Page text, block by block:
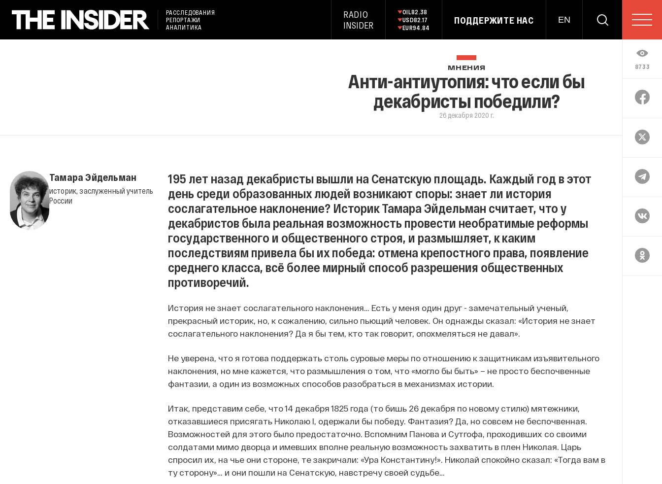
РАССЛЕДОВАНИЯ
РЕПОРТАЖИ
АНАЛИТИКА
RADIO
INSIDER
OIL82.38
USD82.17
EUR94.84
ПОДДЕРЖИТЕ НАС EN
8733
МНЕНИЯ
Анти-антиутопия: что если бы
декабристы победили?
26 декабря 2020 г.
Тамара Эйдельман
историк, заслуженный учитель
России
195 лет назад декабристы вышли на Сенатскую площадь. Каждый год в этот
день среди образованных людей возникают споры: знает ли история
сослагательное наклонение? Историк Тамара Эйдельман считает, что у
декабристов была реальная возможность провести необратимые реформы
государственного и общественного строя, и размышляет, к каким
последствиям привела бы их победа: отмена крепостного права, появление
среднего класса, всё более мирный способ разрешения общественных
противоречий.
История не знает сослагательного наклонения… Есть у меня один друг - замечательный ученый,
прекрасный историк, но, к сожалению, сильно пьющий человек. Он однажды сказал: «История не знает
сослагательного наклонения? Да я бы тем, кто так говорит, опохмеляться не давал».
Не уверена, что я готова поддержать столь суровые меры по отношению к защитникам изъявительного
наклонения, но мне кажется, что размышления о том, что «могло бы быть» – не просто беспочвенные
фантазии, а один из возможных способов разобраться в механизмах истории.
Итак, представим себе, что 14 декабря 1825 года (то бишь 26 декабря по новому стилю) мятежники,
отказавшиеся присягать Николаю I, одержали бы победу. Фантазия? Да, но совсем не беспочвенная.
Возможностей для этого было предостаточно. Вспомним Панова и Сутгофа, проходивших со своими
солдатами мимо дворца и имевших вполне реальную возможность захватить в плен Николая. Царь
спросил их, на чье они стороне, те закричали: «Ура Константину!». Николай спокойно сказал: «Тогда вам в
ту сторону»… и они пошли на Сенатскую, навстречу своей судьбе…